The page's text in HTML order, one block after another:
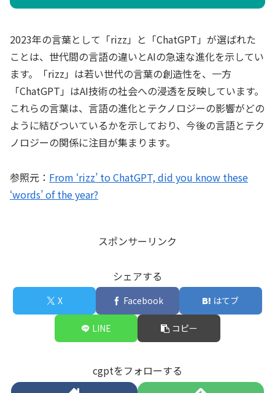
2023年の言葉として「rizz」と「ChatGPT」が選ばれた
ことは、世代間の言語の違いとAIの急速な進化を示してい
ます。「rizz」は若い世代の言葉の創造性を、一方
「ChatGPT」はAI技術の社会への浸透を反映しています。
これらの言葉は、言語の進化とテクノロジーの影響がどの
ように結びついているかを示しており、今後の言語とテク
ノロジーの関係に注目が集まります。
参照元： From ‘rizz’ to ChatGPT, did you know these
‘words’ of the year?
スポンサーリンク
シェアする
X Facebook はてブ
LINE コピー
cgptをフォローする